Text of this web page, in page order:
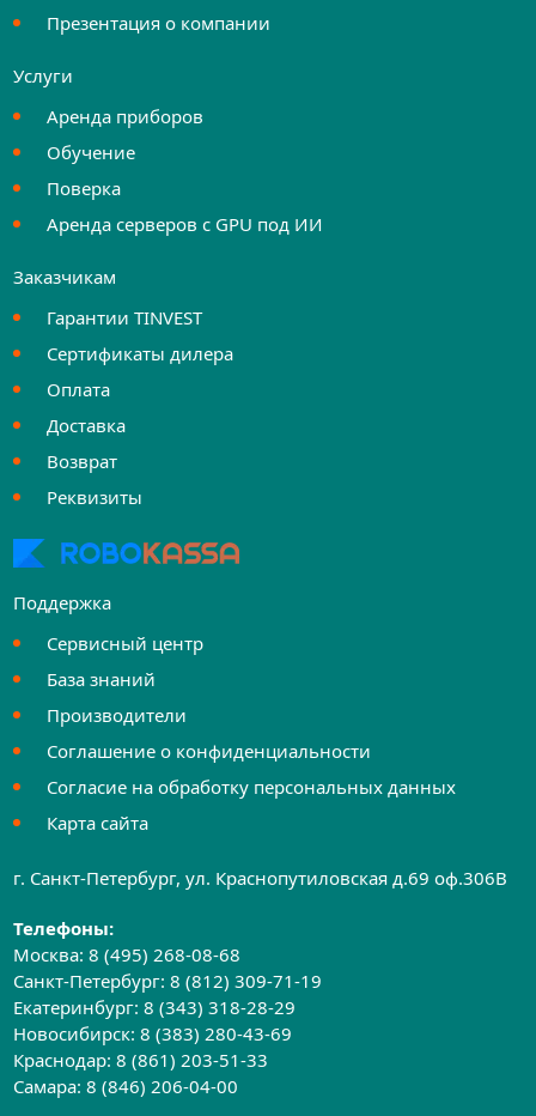
Презентация о компании
Услуги
Аренда приборов
Обучение
Поверка
Аренда серверов с GPU под ИИ
Заказчикам
Гарантии TINVEST
Сертификаты дилера
Оплата
Доставка
Возврат
Реквизиты
Поддержка
Сервисный центр
База знаний
Производители
Соглашение о конфиденциальности
Согласие на обработку персональных данных
Карта сайта
г. Санкт-Петербург, ул. Краснопутиловская д.69 оф.306B
Телефоны:
Москва:8 (495) 268-08-68
Санкт-Петербург:8 (812) 309-71-19
Екатеринбург:8 (343) 318-28-29
Новосибирск:8 (383) 280-43-69
Краснодар:8 (861) 203-51-33
Самара:8 (846) 206-04-00